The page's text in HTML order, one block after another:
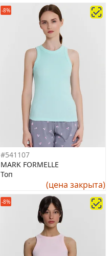
-8%
#541107
MARK FORMELLE
Топ
(цена закрыта)
-8%